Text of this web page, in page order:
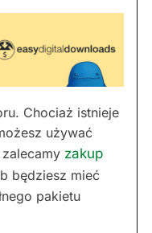
Chociaż istnieje
używać
zakup
będziesz mieć
pakietu